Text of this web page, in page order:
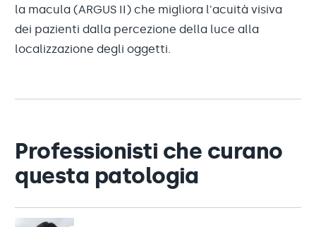
la macula (ARGUS II) che migliora l'acuità visiva
dei pazienti dalla percezione della luce alla
localizzazione degli oggetti.
Professionisti che curano
questa patologia